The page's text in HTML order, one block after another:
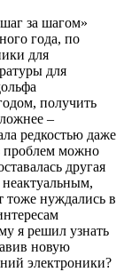
за шагом»
года, по
для
для
получить
–
редкостью даже
проблем можно
другая
тоже нуждались в
я решил узнать
новую
электроники?